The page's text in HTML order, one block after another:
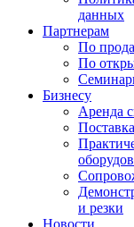
данных
Партнерам
По
По
Бизнесу
Аренда
и резки